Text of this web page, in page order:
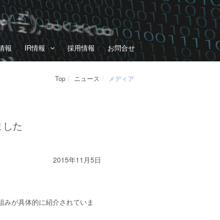
報 IR情報 採用情報 お問合せ
Top ニュース メディア
た
2015年11月5日
が具体的に紹介されていま